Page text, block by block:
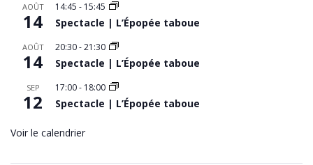
AOÛT
14
14:45 - 15:45
Spectacle | L’Épopée taboue
AOÛT
14
20:30-21:30
Spectacle | L’Épopée taboue
SEP
12
17:00- 18:00
Spectacle | L’Épopée taboue
Voir le calendrier